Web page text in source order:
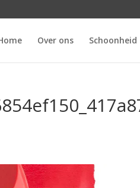
Over ons Schoonheid